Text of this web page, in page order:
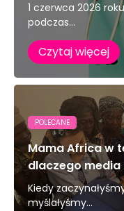
1 czerwca 2026
podczas...
Czytaj więcej
POLECANE
Mama Africa w
dlaczego
Kiedy
myślałyśmy...